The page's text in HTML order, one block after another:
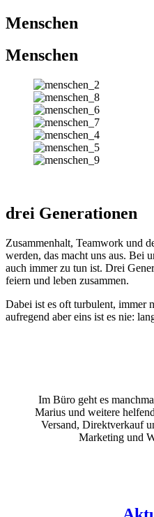
Menschen
Menschen
drei Generationen
Zusammenhalt, Teamwork und
werden, das macht uns aus. Bei
auch immer zu tun ist. Drei
feiern und leben zusammen.
Dabei ist es oft turbulent, immer
aufregend aber eins ist es nie:
Im Büro geht es
Marius und weitere
Versand, Direktverkauf
Marketing und